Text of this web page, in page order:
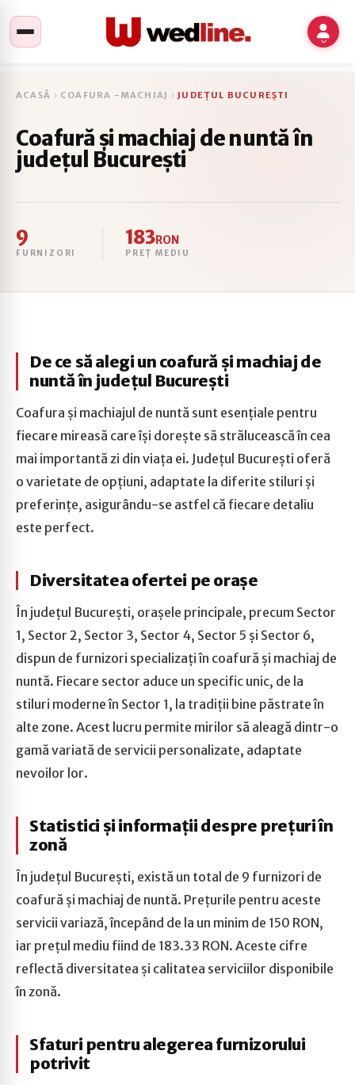
ACASĂ COAFURA -MACHIAJ JUDEȚUL BUCUREȘTI
Coafură și machiaj de nuntă în
județul București
9
FURNIZORI
183RON
PREȚ MEDIU
De ce să alegi un coafură și machiaj de
nuntă în județul București
Coafura și machiajul de nuntă sunt esențiale pentru
fiecare mireasă care își dorește să strălucească în cea
mai importantă zi din viața ei. Județul București oferă
o varietate de opțiuni, adaptate la diferite stiluri și
preferințe, asigurându-se astfel că fiecare detaliu
este perfect.
Diversitatea ofertei pe orașe
În județul București, orașele principale, precum Sector
1, Sector 2, Sector 3, Sector 4, Sector 5 și Sector 6,
dispun de furnizori specializați în coafură și machiaj de
nuntă. Fiecare sector aduce un specific unic, de la
stiluri moderne în Sector 1, la tradiții bine păstrate în
alte zone. Acest lucru permite mirilor să aleagă dintr-o
gamă variată de servicii personalizate, adaptate
nevoilor lor.
Statistici și informații despre prețuri în
zonă
În județul București, există un total de 9 furnizori de
coafură și machiaj de nuntă. Prețurile pentru aceste
servicii variază, începând de la un minim de 150 RON,
iar prețul mediu fiind de 183.33 RON. Aceste cifre
reflectă diversitatea și calitatea serviciilor disponibile
în zonă.
Sfaturi pentru alegerea furnizorului
potrivit